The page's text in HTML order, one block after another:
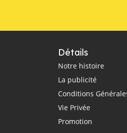
Détails
Notre histoire
La publicité
Conditions
Vie Privée
Promotion